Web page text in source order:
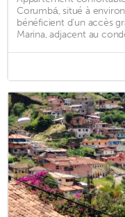
Corumbá, situé à
bénéficient d'un accès
Marina, adjacent au